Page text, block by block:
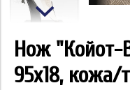
Нож "Койот-
95x18, кожа/